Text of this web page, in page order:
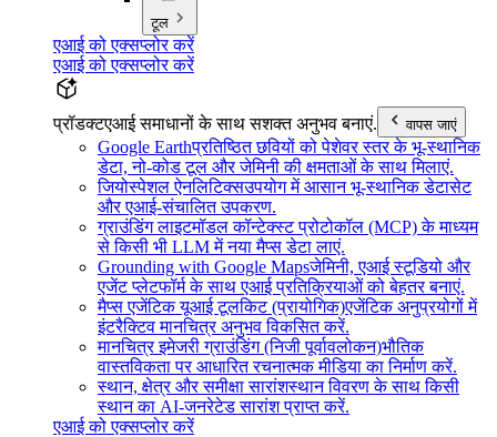
टूल
एआई को एक्सप्लोर करें
एआई को एक्सप्लोर करें
प्रॉडक्टएआई समाधानों के साथ सशक्त अनुभव बनाएं. वापस जाएं
Google Earthप्रतिष्ठित छवियों को पेशेवर स्तर के भू-स्थानिक
डेटा, नो-कोड टूल और जेमिनी की क्षमताओं के साथ मिलाएं.
जियोस्पेशल ऐनलिटिक्सउपयोग में आसान भू-स्थानिक डेटासेट
और एआई-संचालित उपकरण.
ग्राउंडिंग लाइटमॉडल कॉन्टेक्स्ट प्रोटोकॉल (MCP) के माध्यम
से किसी भी LLM में नया मैप्स डेटा लाएं.
Grounding with Google Mapsजेमिनी, एआई स्टूडियो और
एजेंट प्लेटफॉर्म के साथ एआई प्रतिक्रियाओं को बेहतर बनाएं.
मैप्स एजेंटिक यूआई टूलकिट (प्रायोगिक)एजेंटिक अनुप्रयोगों में
इंटरैक्टिव मानचित्र अनुभव विकसित करें.
मानचित्र इमेजरी ग्राउंडिंग (निजी पूर्वावलोकन)भौतिक
वास्तविकता पर आधारित रचनात्मक मीडिया का निर्माण करें.
स्थान, क्षेत्र और समीक्षा सारांशस्थान विवरण के साथ किसी
स्थान का AI-जनरेटेड सारांश प्राप्त करें.
एआई को एक्सप्लोर करें